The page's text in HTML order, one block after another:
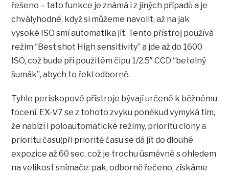
řešeno – tato funkce je známá i z jiných případů a je
chvályhodné, když si můžeme navolit, až na jak
vysoké ISO smí automatika jít. Tento přístroj používá
režim “Best shot High sensitivity” a jde až do 1600
ISO, což bude při použitém čipu 1/2.5″ CCD “betelný
šumák”, abych to řekl odborně.
Tyhle periskopové přístroje bývají určené k běžnému
focení. EX-V7 se z tohoto zvyku poněkud vymyká tím,
že nabízí i poloautomatické režimy, prioritu clony a
prioritu času(při prioritě času se dá jít do dlouhé
expozice až 60 sec, což je trochu úsměvné s ohledem
na velikost snímače: pak, odborně řečeno, získáme